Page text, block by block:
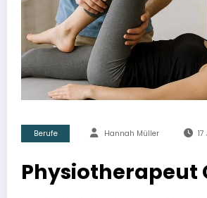
Berufe Hannah Müller
Physiotherapeut